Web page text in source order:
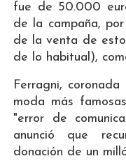
fue de 50.000
de la campaña,
de la venta de
de lo habitual),
Ferragni,
moda más
"error de
anunció que
donación de un